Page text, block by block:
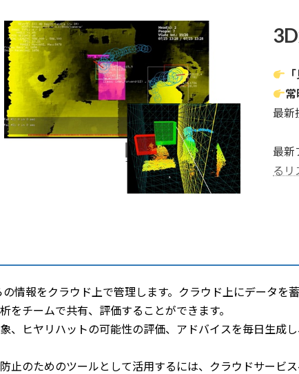
常
最新
最新
るリ
情報をクラウド上で管理します。クラウド上にデータを
チームで共有、評価することができます。
、ヒヤリハットの可能性の評価、アドバイスを毎日生成
止のためのツールとして活用するには、クラウドサービス